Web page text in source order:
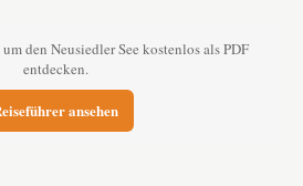
den Neusiedler See kostenlos als PDF
entdecken.
ansehen